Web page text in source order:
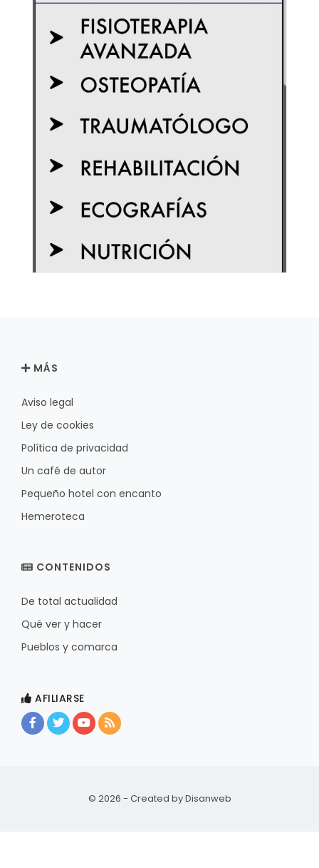
MÁS
Aviso legal
Ley de cookies
Política de privacidad
Un café de autor
Pequeño hotel con encanto
Hemeroteca
CONTENIDOS
De total actualidad
Qué ver y hacer
Pueblos y comarca
AFILIARSE
© 2026 - Created byDisanweb